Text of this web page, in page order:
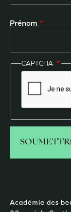
Prénom
CAPTCHA
Académie des